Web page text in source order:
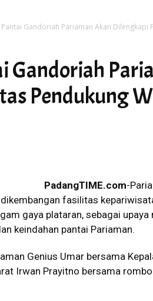
Gandoriah Pariaman Akan Dilengkapi
Gandoriah
Pendukung
PadangTIME.com-
fasilitas
gaya plataran, sebagai
keindahan pantai Pariaman.
Genius Umar bersama
Irwan Prayitno bersama